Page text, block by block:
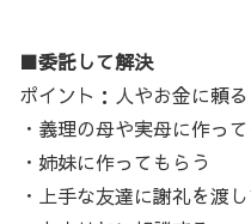
■委託して解決
ポイント：人やお金に頼る
・義理の母や実母に作っ
・姉妹に作ってもらう
・上手な友達に謝礼を渡